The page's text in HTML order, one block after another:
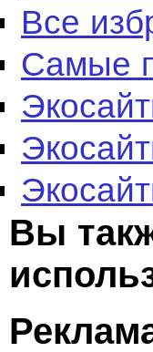
Все
Самые
Вы